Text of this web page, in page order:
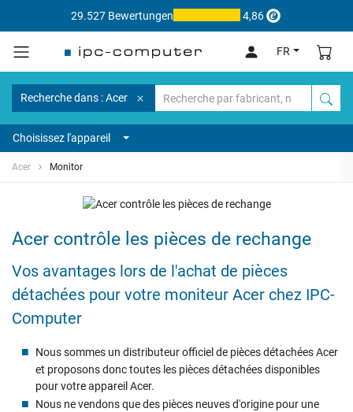
29.527 Bewertungen 4,86
FR
Recherche dans : Acer
Choisissez l'appareil
Acer Monitor
Acer contrôle les pièces de rechange
Vos avantages lors de l'achat de pièces
détachées pour votre moniteur Acer chez IPC-
Computer
Nous sommes un distributeur officiel de pièces détachées Acer
et proposons donc toutes les pièces détachées disponibles
pour votre appareil Acer.
Nous ne vendons que des pièces neuves d'origine pour une